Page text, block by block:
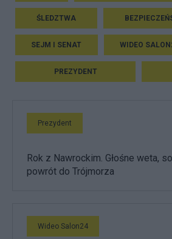
ŚLEDZTWA
SEJM I SENAT WIDEO
PREZYDENT
Prezydent
Rok z Nawrockim. Głośne weta,
powrót do Trójmorza
Wideo Salon24